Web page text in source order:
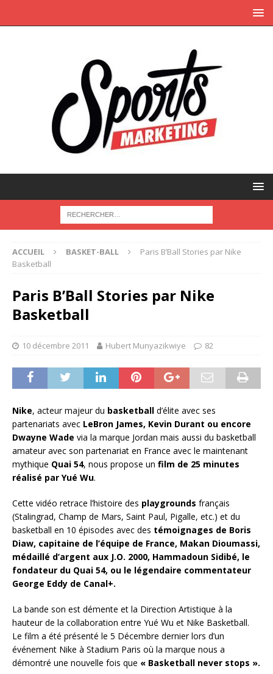
ACCUEIL BASKET-BALL
Paris B’Ball Stories par Nike
Basketball
Paris B’Ball Stories par Nike
Basketball
10 décembre 2011 Hubert Munyazikwiye 82
Nike, acteur majeur du basketball d’élite avec ses
partenariats avec LeBron James, Kevin Durant ou encore
Dwayne Wade via la marque Jordan mais aussi du basketball
amateur avec son partenariat en France avec le maintenant
mythique Quai 54, nous propose un film de 25 minutes
réalisé par Yué Wu.
Cette vidéo retrace l’histoire des playgrounds français
(Stalingrad, Champ de Mars, Saint Paul, Pigalle, etc.) et du
basketball en 10 épisodes avec des témoignages de Boris
Diaw, capitaine de l’équipe de France, Makan Dioumassi,
médaillé d’argent aux J.O. 2000, Hammadoun Sidibé, le
fondateur du Quai 54, ou le légendaire commentateur
George Eddy de Canal+.
La bande son est démente et la Direction Artistique à la
hauteur de la collaboration entre Yué Wu et Nike Basketball.
Le film a été présenté le 5 Décembre dernier lors d’un
événement Nike à Stadium Paris où la marque nous a
démontré une nouvelle fois que « Basketball never stops ».